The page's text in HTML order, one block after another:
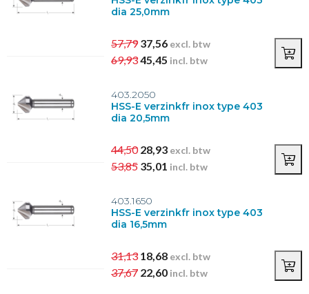
dia 25,0mm
57,7937,56 excl. btw
69,9345,45 incl. btw
403.2050
HSS-E verzinkfr inox type 403
dia 20,5mm
44,5028,93 excl. btw
53,85 35,01 incl. btw
403.1650
HSS-E verzinkfr inox type 403
dia 16,5mm
31,13 18,68 excl. btw
37,67 22,60 incl. btw